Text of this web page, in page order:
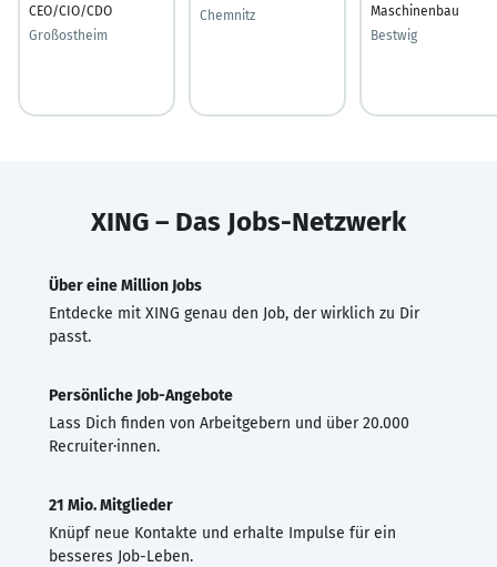
CEO/CIO/CDO
Großostheim
Chemnitz
Maschinenbau
Bestwig
XING – Das Jobs-Netzwerk
Über eine Million Jobs
Entdecke mit XING genau den Job, der wirklich zu Dir
passt.
Persönliche Job-Angebote
Lass Dich finden von Arbeitgebern und über 20.000
Recruiter·innen.
21 Mio. Mitglieder
Knüpf neue Kontakte und erhalte Impulse für ein
besseres Job-Leben.